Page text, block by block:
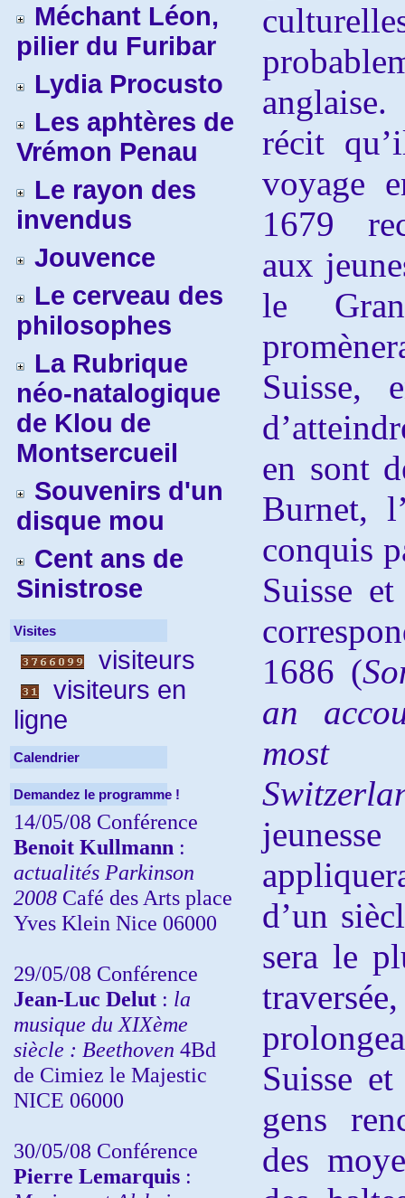
Méchant Léon,
pilier du Furibar
Lydia Procusto
Les aphtères de
Vrémon Penau
Le rayon des
invendus
Jouvence
Le cerveau des
philosophes
La Rubrique
néo-natalogique
de Klou de
Montsercueil
Souvenirs d'un
disque mou
Cent ans de
Sinistrose
Visites
visiteurs
visiteurs en
ligne
Calendrier
Demandez le programme !
14/05/08 Conférence
Benoit Kullmann :
actualités Parkinson
2008 Café des Arts place
Yves Klein Nice 06000
29/05/08 Conférence
Jean-Luc Delut : la
musique du XIXème
siècle : Beethoven 4Bd
de Cimiez le Majestic
NICE 06000
30/05/08 Conférence
Pierre Lemarquis :
récit
voyage
1679
aux
le
Suisse,
en sont
Burnet,
conquis
Suisse
1686 (
an
most
d’un
sera le
Suisse
gens
des